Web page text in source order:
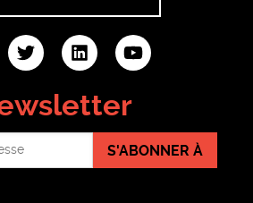
S'ABONNER À